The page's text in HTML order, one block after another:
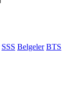
SSS Belgeler BTS